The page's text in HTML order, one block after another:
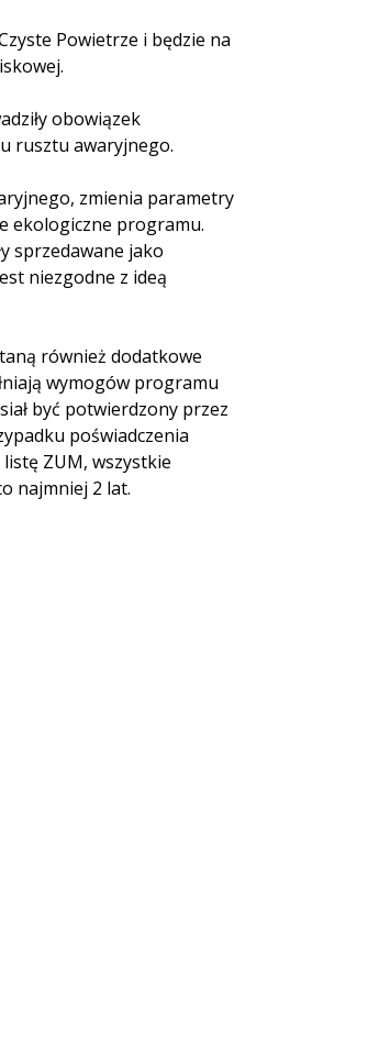
Powietrze i będzie na
obowiązek
rusztu awaryjnego.
zmienia parametry
ekologiczne programu.
sprzedawane jako
niezgodne z ideą
również dodatkowe
wymogów programu
być potwierdzony przez
poświadczenia
ZUM, wszystkie
najmniej 2 lat.